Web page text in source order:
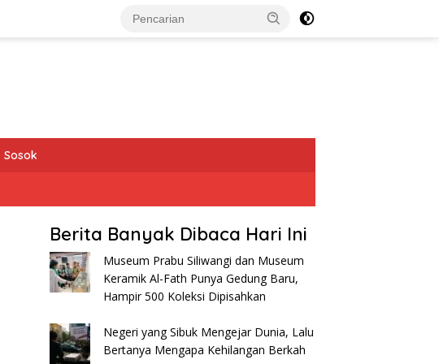
Sosok
Berita Banyak Dibaca Hari Ini
Museum Prabu Siliwangi dan Museum
Keramik Al-Fath Punya Gedung Baru,
Hampir 500 Koleksi Dipisahkan
Negeri yang Sibuk Mengejar Dunia, Lalu
Bertanya Mengapa Kehilangan Berkah